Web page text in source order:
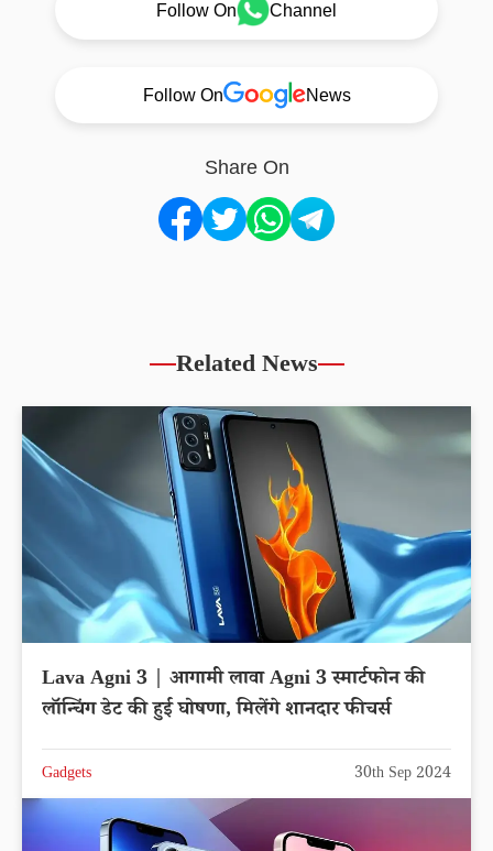
Follow On Channel
Follow On News
Share On
Related News
Lava Agni 3 | आगामी लावा Agni 3 स्मार्टफोन की
लॉन्चिंग डेट की हुई घोषणा, मिलेंगे शानदार फीचर्स
Gadgets 30th Sep 2024